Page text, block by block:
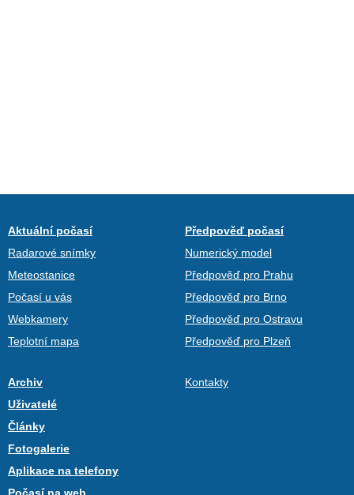
Aktuální počasí
Radarové snímky
Meteostanice
Počasí u vás
Webkamery
Teplotní mapa
Předpověď počasí
Numerický model
Předpověď pro Prahu
Předpověď pro Brno
Předpověď pro Ostravu
Předpověď pro Plzeň
Archiv
Uživatelé
Články
Fotogalerie
Aplikace na telefony
Kontakty